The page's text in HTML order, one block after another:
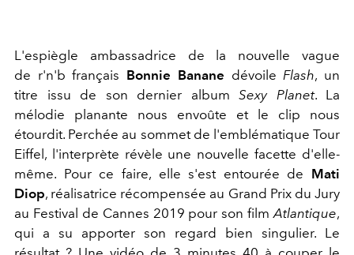
L'espiègle ambassadrice de la nouvelle vague
de r'n'b français Bonnie Banane dévoileFlash, un
titre issu de son dernier album Sexy Planet. La
mélodie planante nous envoûte et le clip nous
étourdit. Perchée au sommet de l'emblématique Tour
Eiffel, l'interprète révèle une nouvelle facette d'elle-
même. Pour ce faire, elle s'est entourée de Mati
Diop, réalisatrice récompensée au Grand Prix du Jury
au Festival de Cannes 2019 pour son filmAtlantique,
qui a su apporter son regard bien singulier. Le